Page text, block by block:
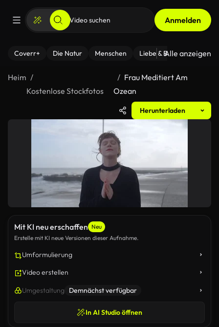
Anmelden
Coverr+ Die Natur Menschen Liebe & Beziehungen
Alle anzeigen
Heim
Kostenlose Stockfotos
Frau Meditiert Am
Ozean
Herunterladen
Mit KI neu erschaffen Neu
Erstelle mit KI neue Versionen dieser Aufnahme.
Umformulierung
Video erstellen
Umgestaltung Demnächst verfügbar
In AI Studio öffnen